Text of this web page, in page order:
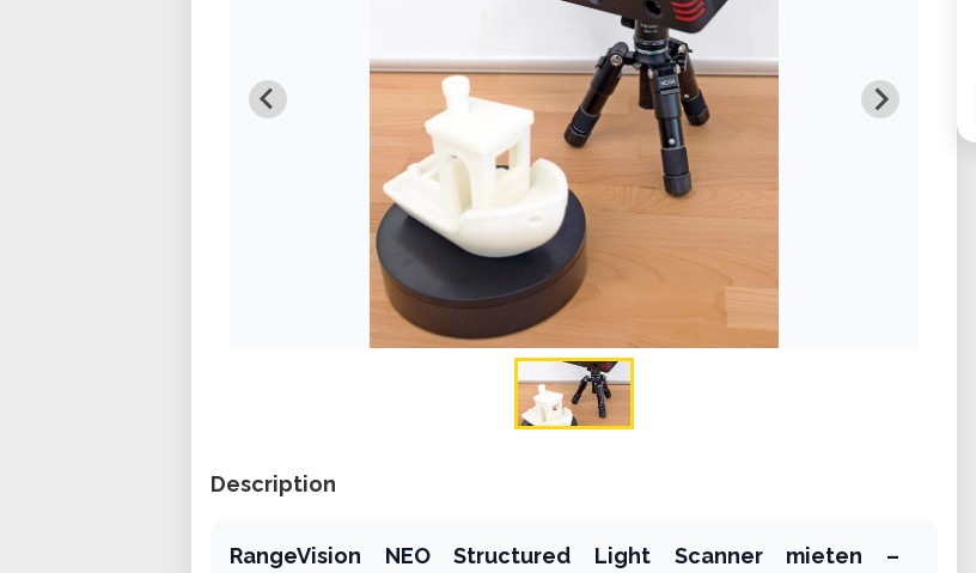
Description
RangeVision NEO Structured Light Scanner mieten –